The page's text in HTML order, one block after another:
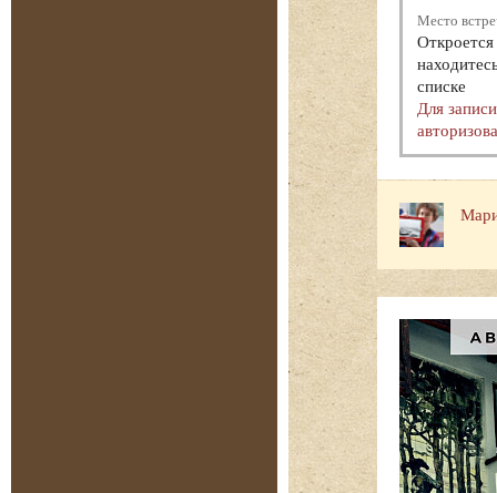
Место
списке
Для